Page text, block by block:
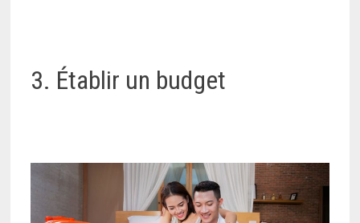
3. Établir un budget